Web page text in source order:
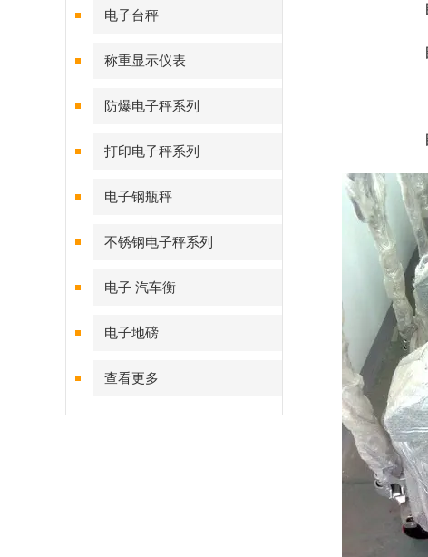
电子台秤
称重显示仪表
防爆电子秤系列
打印电子秤系列
电子钢瓶秤
不锈钢电子秤系列
电子 汽车衡
电子地磅
查看更多
图
图
图